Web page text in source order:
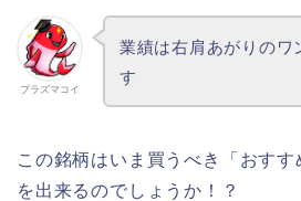
プラズマコイ
業績は右肩あがりのワ
す
この銘柄はいま買うべき「おすす
を出来るのでしょうか！？